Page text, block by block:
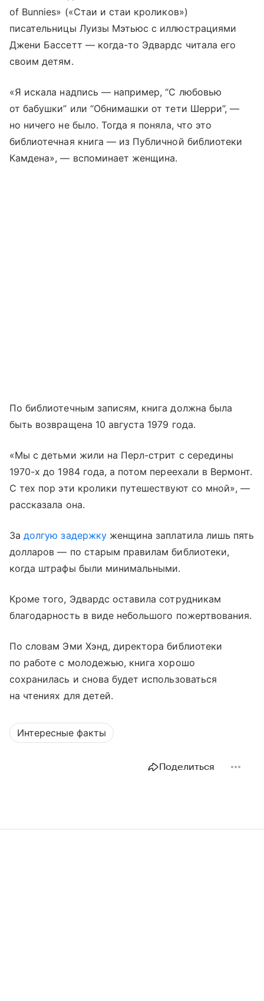
of Bunnies» («Стаи и стаи кроликов»)
писательницы Луизы Мэтьюс с иллюстрациями
Джени Бассетт — когда-то Эдвардс читала его
своим детям.
«Я искала надпись — например, “С любовью
от бабушки” или “Обнимашки от тети Шерри”, —
но ничего не было. Тогда я поняла, что это
библиотечная книга — из Публичной библиотеки
Камдена», — вспоминает женщина.
По библиотечным записям, книга должна была
быть возвращена 10 августа 1979 года.
«Мы с детьми жили на Перл-стрит с середины
1970-х до 1984 года, а потом переехали в Вермонт.
С тех пор эти кролики путешествуют со мной», —
рассказала она.
Задолгую задержкуженщина заплатила лишь пять
долларов — по старым правилам библиотеки,
когда штрафы были минимальными.
Кроме того, Эдвардс оставила сотрудникам
благодарность в виде небольшого пожертвования.
По словам Эми Хэнд, директора библиотеки
по работе с молодежью, книга хорошо
сохранилась и снова будет использоваться
на чтениях для детей.
Интересные факты
Поделиться